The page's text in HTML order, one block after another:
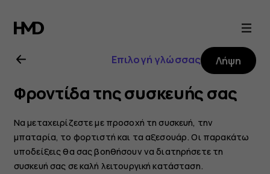
Οδηγίες
χρήσης
Nokia
8.1
Επιλογή γλώσσας Λήψη
Φροντίδα της συσκευής σας
Να μεταχειρίζεστε με προσοχή τη συσκευή, την
μπαταρία, το φορτιστή και τα αξεσουάρ. Οι παρακάτω
υποδείξεις θα σας βοηθήσουν να διατηρήσετε τη
συσκευή σας σε καλή λειτουργική κατάσταση.